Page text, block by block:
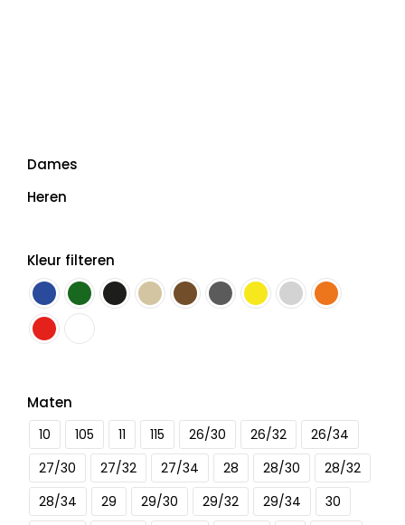
Dames
Heren
Kleur filteren
Maten
10 105 11 115 26/30 26/32
26/34
27/30
27/32 27/34 28 28/30
28/32
28/34
29 29/30 29/32 29/34
30